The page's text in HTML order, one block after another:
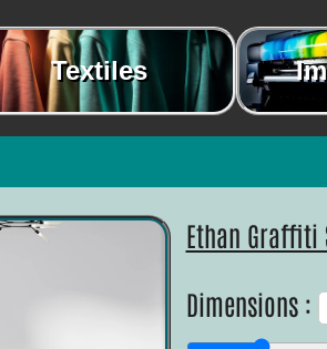
Textiles
Ethan Graffiti
Dimensions :